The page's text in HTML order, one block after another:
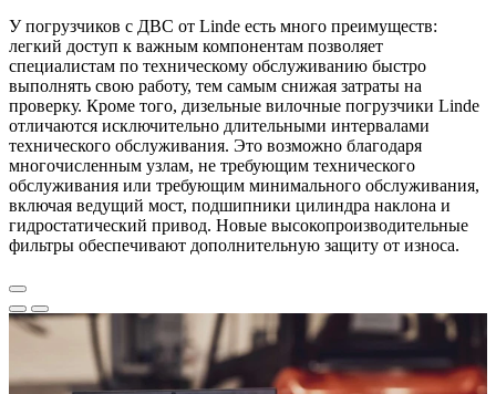
У погрузчиков с ДВС от Linde есть много преимуществ:
легкий доступ к важным компонентам позволяет
специалистам по техническому обслуживанию быстро
выполнять свою работу, тем самым снижая затраты на
проверку. Кроме того, дизельные вилочные погрузчики Linde
отличаются исключительно длительными интервалами
технического обслуживания. Это возможно благодаря
многочисленным узлам, не требующим технического
обслуживания или требующим минимального обслуживания,
включая ведущий мост, подшипники цилиндра наклона и
гидростатический привод. Новые высокопроизводительные
фильтры обеспечивают дополнительную защиту от износа.